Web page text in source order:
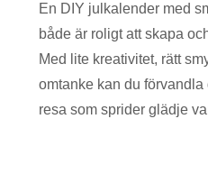
En DIY julkalender med
både är roligt att skapa
Med lite kreativitet, rätt
omtanke kan du
resa som sprider glädje